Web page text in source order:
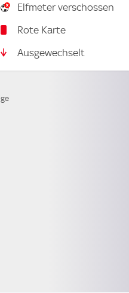
Elfmeter verschossen
Rote Karte
Ausgewechselt